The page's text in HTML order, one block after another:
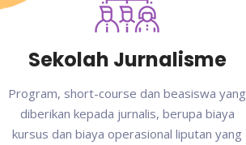
Sekolah Jurnalisme
Program, short-course dan beasiswa yang
diberikan kepada jurnalis, berupa biaya
kursus dan biaya operasional liputan yang